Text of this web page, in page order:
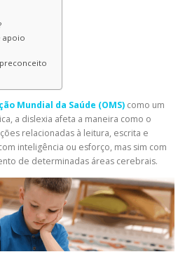
apoio
Mundial da Saúde (OMS) como um
a dislexia afeta a maneira como o
relacionadas à leitura, escrita e
inteligência ou esforço, mas sim com
de determinadas áreas cerebrais.